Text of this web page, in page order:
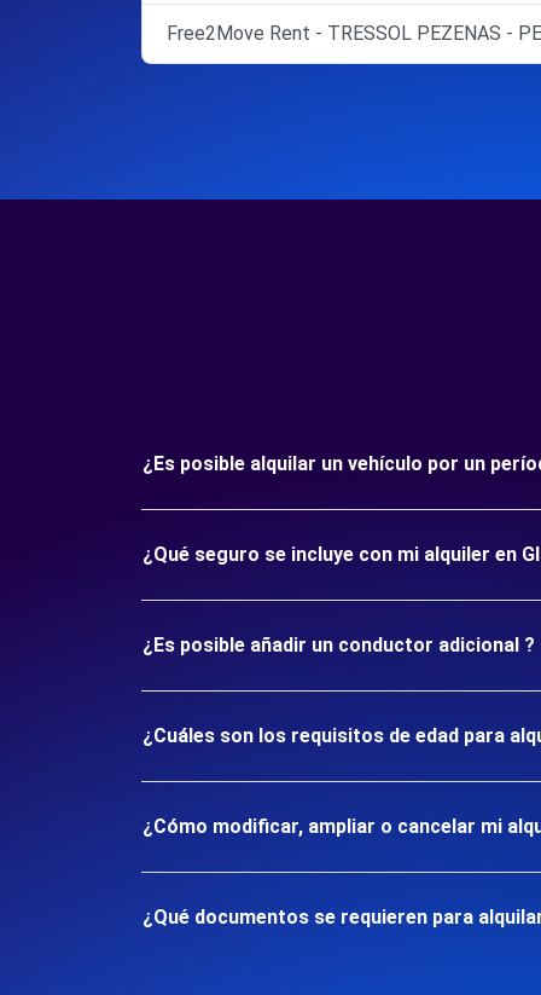
Free2Move Rent - TRESSOL PEZENAS -
¿Es posible alquilar un vehículo por un
¿Qué seguro se incluye con mi alquiler en
¿Es posible añadir un conductor adicional ?
¿Cuáles son los requisitos de edad para
¿Cómo modificar, ampliar o cancelar mi
¿Qué documentos se requieren para